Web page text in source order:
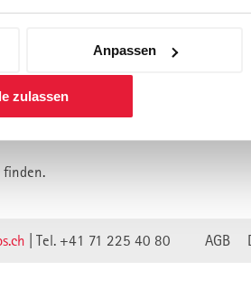
Anpassen
zulassen
neue technische Basis gestellt.
finden.
Tel. +41 71 225 40 80 AGB